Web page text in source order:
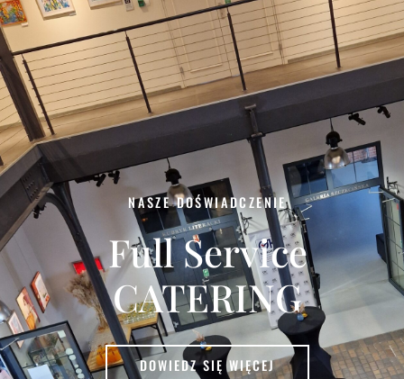
NASZE DOŚWIADCZENIE
Full Service
CATERING
DOWIEDZ SIĘ WIĘCEJ